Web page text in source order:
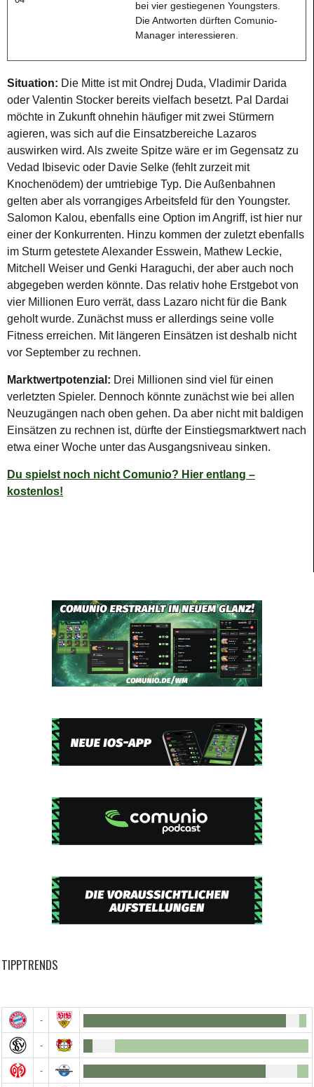
bei vier gestiegenen Youngsters.
Die Antworten dürften Comunio-
Manager interessieren.
Situation: Die Mitte ist mit Ondrej Duda, Vladimir Darida
oder Valentin Stocker bereits vielfach besetzt. Pal Dardai
möchte in Zukunft ohnehin häufiger mit zwei Stürmern
agieren, was sich auf die Einsatzbereiche Lazaros
auswirken wird. Als zweite Spitze wäre er im Gegensatz zu
Vedad Ibisevic oder Davie Selke (fehlt zurzeit mit
Knochenödem) der umtriebige Typ. Die Außenbahnen
gelten aber als vorrangiges Arbeitsfeld für den Youngster.
Salomon Kalou, ebenfalls eine Option im Angriff, ist hier nur
einer der Konkurrenten. Hinzu kommen der zuletzt ebenfalls
im Sturm getestete Alexander Esswein, Mathew Leckie,
Mitchell Weiser und Genki Haraguchi, der aber auch noch
abgegeben werden könnte. Das relativ hohe Erstgebot von
vier Millionen Euro verrät, dass Lazaro nicht für die Bank
geholt wurde. Zunächst muss er allerdings seine volle
Fitness erreichen. Mit längeren Einsätzen ist deshalb nicht
vor September zu rechnen.
Marktwertpotenzial: Drei Millionen sind viel für einen
verletzten Spieler. Dennoch könnte zunächst wie bei allen
Neuzugängen nach oben gehen. Da aber nicht mit baldigen
Einsätzen zu rechnen ist, dürfte der Einstiegsmarktwert nach
etwa einer Woche unter das Ausgangsniveau sinken.
Du spielst noch nicht Comunio? Hier entlang –
kostenlos!
TIPPTRENDS
-
-
-